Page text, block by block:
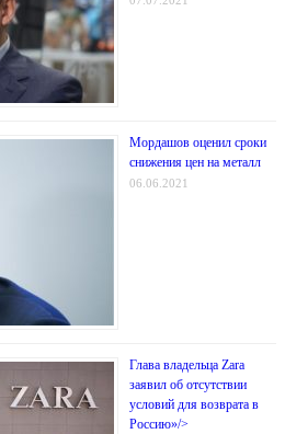
Мордашов оценил сроки
снижения цен на металл
06.06.2021
Глава владельца Zara
заявил об отсутствии
условий для возврата в
Россию»/>